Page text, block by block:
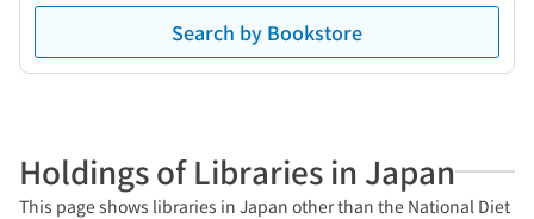
Search by Bookstore
Holdings of Libraries in Japan
This page shows libraries in Japan other than the National Diet